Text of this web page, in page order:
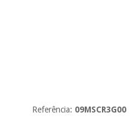
Referência: 09MSCR3G00